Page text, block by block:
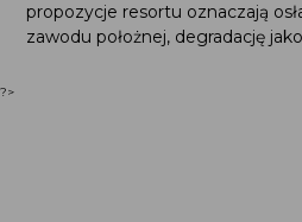
propozycje resortu oznaczają
zawodu położnej, degradację
?>